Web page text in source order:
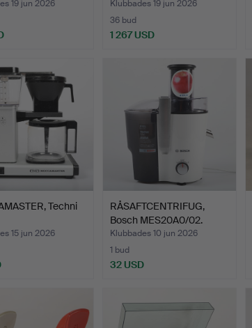
19 jun 2026
Klubbades 19 jun 2026
36 bud
1 267 USD
Techni
15 jun 2026
RÅSAFTCENTRIFUG,
Bosch MES20A0/02.
Klubbades 10 jun 2026
1 bud
32 USD